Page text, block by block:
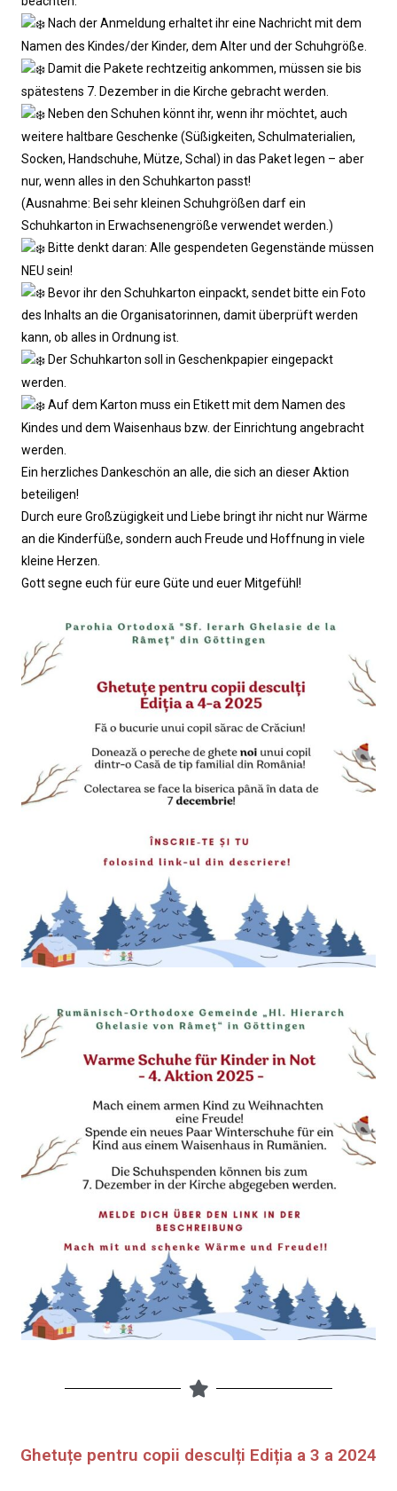
Nach der Anmeldung erhaltet ihr eine Nachricht mit dem
Namen des Kindes/der Kinder, dem Alter und der Schuhgröße.
Damit die Pakete rechtzeitig ankommen, müssen sie bis
spätestens 7. Dezember in die Kirche gebracht werden.
Neben den Schuhen könnt ihr, wenn ihr möchtet, auch
weitere haltbare Geschenke (Süßigkeiten, Schulmaterialien,
Socken, Handschuhe, Mütze, Schal) in das Paket legen – aber
nur, wenn alles in den Schuhkarton passt!
(Ausnahme: Bei sehr kleinen Schuhgrößen darf ein
Schuhkarton in Erwachsenengröße verwendet werden.)
Bitte denkt daran: Alle gespendeten Gegenstände müssen
NEU sein!
Bevor ihr den Schuhkarton einpackt, sendet bitte ein Foto
des Inhalts an die Organisatorinnen, damit überprüft werden
kann, ob alles in Ordnung ist.
Der Schuhkarton soll in Geschenkpapier eingepackt
werden.
Auf dem Karton muss ein Etikett mit dem Namen des
Kindes und dem Waisenhaus bzw. der Einrichtung angebracht
werden.
Ein herzliches Dankeschön an alle, die sich an dieser Aktion
beteiligen!
Durch eure Großzügigkeit und Liebe bringt ihr nicht nur Wärme
an die Kinderfüße, sondern auch Freude und Hoffnung in viele
kleine Herzen.
Gott segne euch für eure Güte und euer Mitgefühl!
Ghetuțe pentru copii desculți Ediția a 3 a 2024